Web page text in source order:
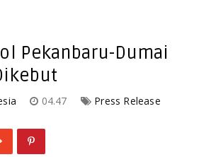
Pekanbaru-Dumai
04.47 Press Release